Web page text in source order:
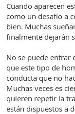
Cuando aparecen
como un desafío a
bien. Muchas
finalmente dejarán
No se puede entrar
que este tipo de
conducta que no
Muchas veces es
quieren repetir la
están dispuestos a